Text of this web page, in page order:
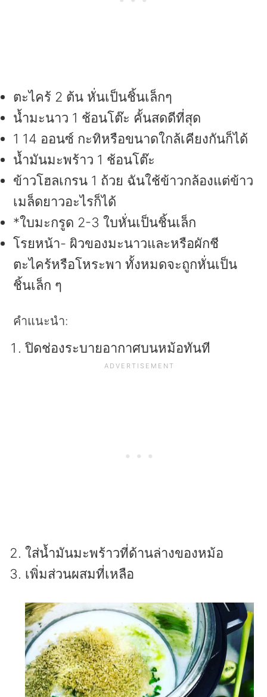
ตะไคร้ 2 ต้น หั่นเป็นชิ้นเล็กๆ
น้ำมะนาว 1 ช้อนโต๊ะ คั้นสดดีที่สุด
1 14 ออนซ์ กะทิหรือขนาดใกล้เคียงกันก็ได้
น้ำมันมะพร้าว 1 ช้อนโต๊ะ
ข้าวโฮลเกรน 1 ถ้วย ฉันใช้ข้าวกล้องแต่ข้าว
เมล็ดยาวอะไรก็ได้
*ใบมะกรูด 2-3 ใบหั่นเป็นชิ้นเล็ก
โรยหน้า- ผิวของมะนาวและหรือผักชี
ตะไคร้หรือโหระพา ทั้งหมดจะถูกหั่นเป็น
ชิ้นเล็ก ๆ
คำแนะนำ:
ปิดช่องระบายอากาศบนหม้อทันที
ใส่น้ำมันมะพร้าวที่ด้านล่างของหม้อ
เพิ่มส่วนผสมที่เหลือ